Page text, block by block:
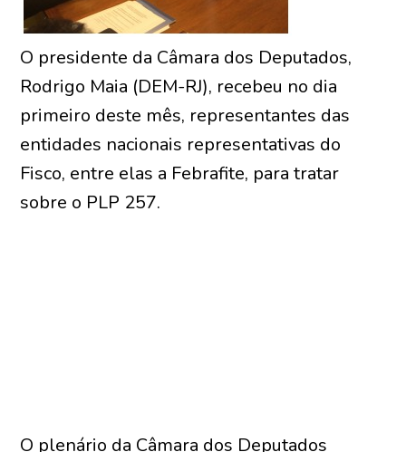
O presidente da Câmara dos Deputados,
Rodrigo Maia (DEM-RJ), recebeu no dia
primeiro deste mês, representantes das
entidades nacionais representativas do
Fisco, entre elas a Febrafite, para tratar
sobre o PLP 257.
O plenário da Câmara dos Deputados